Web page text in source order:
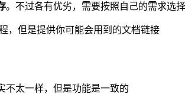
。不过各有优劣，需要按照自己的需求选择
，但是提供你可能会用到的文档链接
不太一样，但是功能是一致的